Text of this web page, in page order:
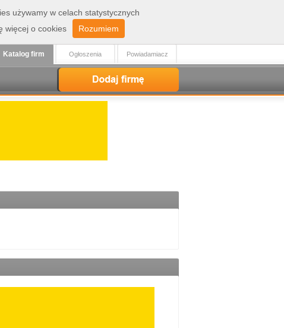
Zaloguj
Powiadamiacz
Ogłoszenia
Katalog firm
używamy w celach statystycznych
więcej o cookies Rozumiem